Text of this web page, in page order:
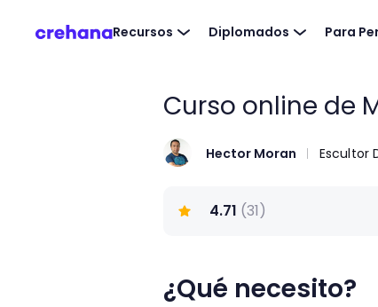
Recursos Diplomados Para
Curso online de
Hector Moran Escultor
4.71 (31)
¿Qué necesito?